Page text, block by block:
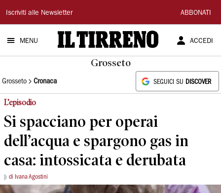
Il
Tirreno
Iscriviti alle Newsletter ABBONATI
MENU ACCEDI
Grosseto
Grosseto Cronaca SEGUICI SU DISCOVER
L’episodio
Si spacciano per operai
dell’acqua e spargono gas in
casa: intossicata e derubata
di Ivana Agostini